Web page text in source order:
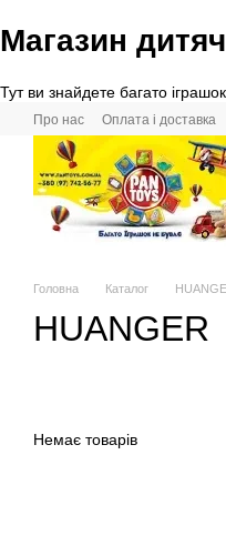
Перейти до основного
Магазин
Тут ви знайдете багато
Про нас Оплата і доставка
Головна Каталог
HUANGER
Немає товарів